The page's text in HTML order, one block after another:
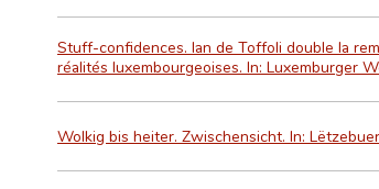
Stuff-confidences. Ian de Toffoli double la
réalités luxembourgeoises. In: Luxemburger
Wolkig bis heiter. Zwischensicht. In: